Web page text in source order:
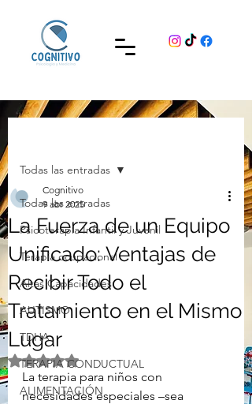
Todas las entradas
Psicoterapia Infantil y Juvenil
Terapia ocupacional
Altas Capacidades
AUTISMO
TDHA
TERAPIA CONDUCTUAL
ALIMENTACIÓN
Todas las entradas
La Fuerza de un Equipo
Unificado: Ventajas de
Recibir Todo el
Tratamiento en el Mismo
Lugar
Cognitivo
9 abr 2025
Obtuvo NaN de 5 estrellas.
La terapia para niños con
necesidades especiales –sea